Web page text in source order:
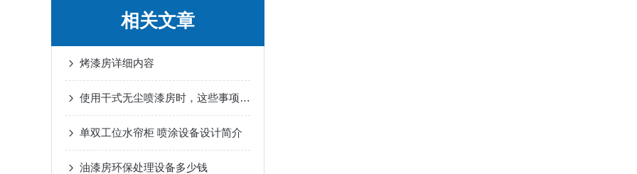
相关文章
烤漆房详细内容
使用干式无尘喷漆房时，这些事项要牢记！
单双工位水帘柜 喷涂设备设计简介
油漆房环保处理设备多少钱